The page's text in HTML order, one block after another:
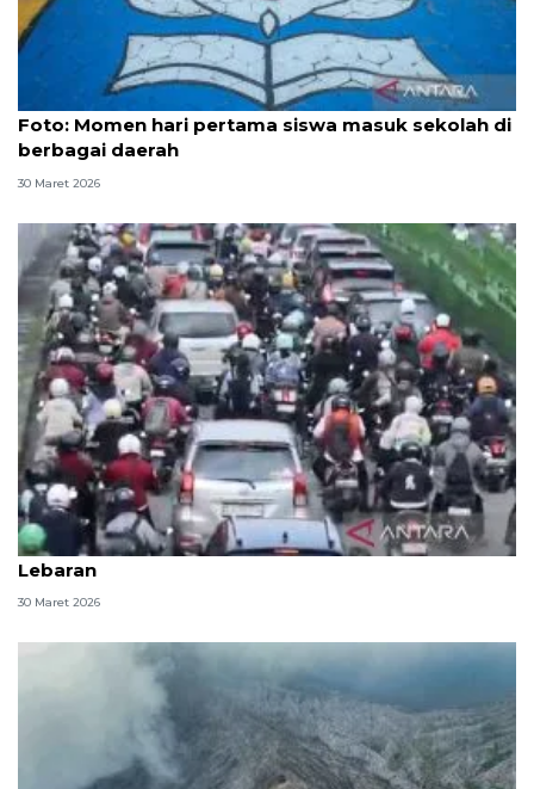
Foto: Momen hari pertama siswa masuk sekolah di
berbagai daerah
30 Maret 2026
Arus kendaraan di Jaktim kembali macet usai libur
Lebaran
30 Maret 2026